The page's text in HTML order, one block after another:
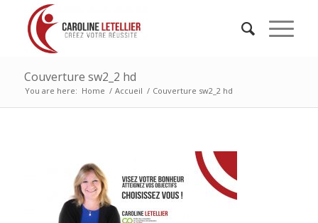
Couverture sw2_2 hd
You are here: Home / Accueil / Couverture sw2_2 hd